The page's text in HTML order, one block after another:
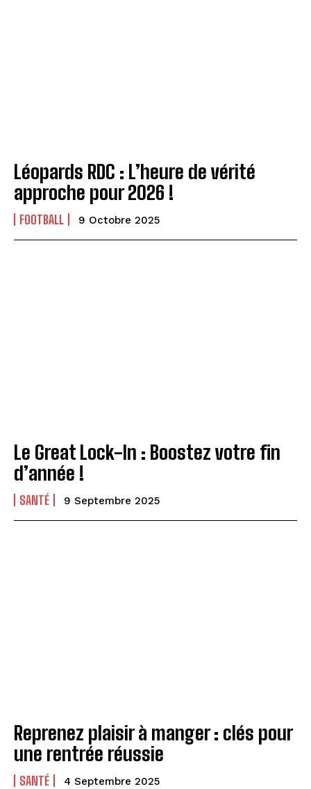
Léopards RDC : L’heure de vérité
approche pour 2026 !
FOOTBALL 9 Octobre 2025
Le Great Lock-In : Boostez votre fin
d’année !
SANTÉ 9 Septembre 2025
Reprenez plaisir à manger : clés pour
une rentrée réussie
SANTÉ 4 Septembre 2025